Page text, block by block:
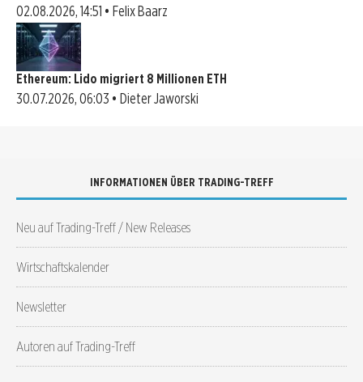
02.08.2026, 14:51 • Felix Baarz
Ethereum: Lido migriert 8 Millionen ETH
30.07.2026, 06:03 • Dieter Jaworski
INFORMATIONEN ÜBER TRADING-TREFF
Neu auf Trading-Treff / New Releases
Wirtschaftskalender
Newsletter
Autoren auf Trading-Treff